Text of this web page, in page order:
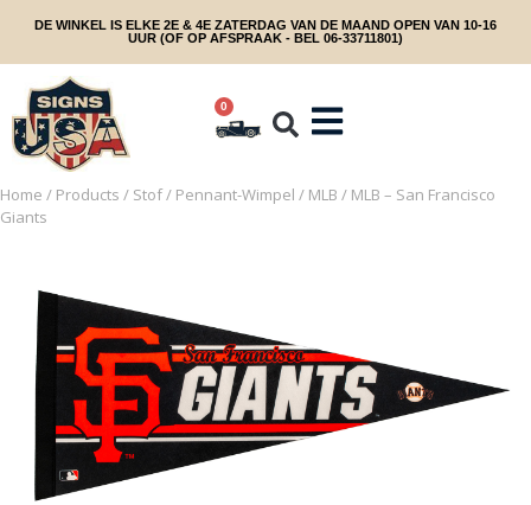
DE WINKEL IS ELKE 2E & 4E ZATERDAG VAN DE MAAND OPEN VAN 10-16
UUR (OF OP AFSPRAAK - BEL 06-33711801)
0
Home / Products / Stof/ Pennant-Wimpel / MLB / MLB – San Francisco
Giants